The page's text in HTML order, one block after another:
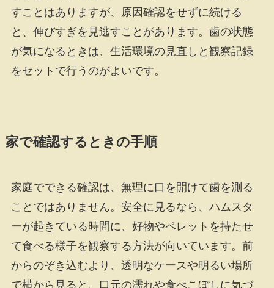
すことはありますが、原因確認をせずに続ける
と、伸びすぎを見逃すことがあります。歯の状態
が気になるときは、生活環境の見直しと観察記録
をセットで行うのがよいです。
家で確認するときの手順
家庭でできる確認は、無理に口を開けて歯を測る
ことではありません。安全に見るなら、ハムスタ
ーが起きている時間に、好物やペレットを持たせ
て食べる様子を観察する方法が向いています。前
からのぞき込むより、透明なケースや明るい場所
で横から見ると、口元の濡れや食べこぼしに気づ